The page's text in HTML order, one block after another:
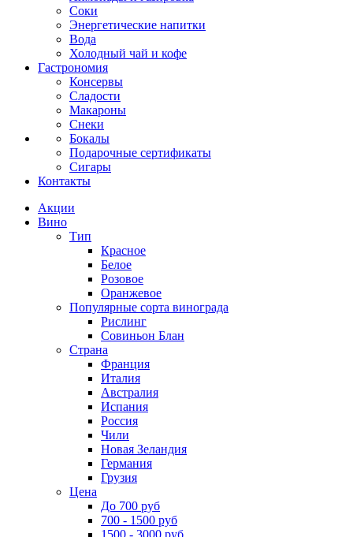
Соки
Энергетические напитки
Вода
Холодный чай и кофе
Гастрономия
Консервы
Сладости
Макароны
Снеки
Бокалы
Подарочные сертификаты
Сигары
Контакты
Акции
Вино
Тип
Красное
Белое
Розовое
Оранжевое
Популярные сорта винограда
Рислинг
Совиньон Блан
Страна
Франция
Италия
Австралия
Испания
Россия
Чили
Новая Зеландия
Германия
Грузия
Цена
До 700 руб
700 - 1500 руб
1500 - 3000 руб